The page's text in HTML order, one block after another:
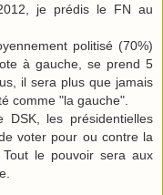
je prédis le FN au
politisé (70%)
à gauche, se prend 5
il sera plus que jamais
comme "la gauche".
les présidentielles
voter pour ou contre la
le pouvoir sera aux